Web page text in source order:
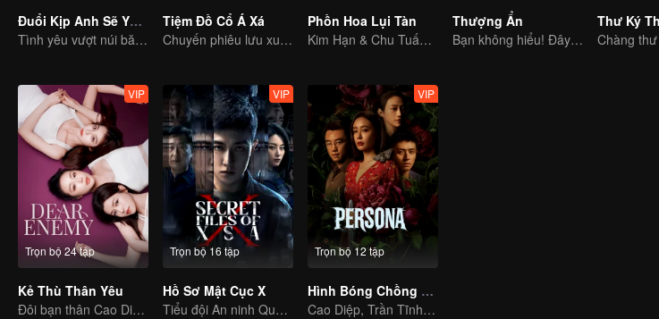
Đuổi Kịp Anh Sẽ Yêu Em
Tình yêu vượt núi băng biển, vinh quang sóng vai
Tiệm Đồ Cổ Á Xá
Chuyến phiêu lưu xuyên thời gian của Cao Vỹ Quang và Lương Tĩnh Khang
Phồn Hoa Lụi Tàn
Kim Hạn & Chu Tuấn Vỹ: Song Hùng Khuấy Đảo Giang Hồ
Thượng Ẩn
Bạn không hiểu! Đây cũng là tình yêu
Trọn bộ 24 tập
VIP
Kẻ Thù Thân Yêu
Đôi bạn thân Cao Diệp và Trần Nghiên Hy bắt tay trả thù
Trọn bộ 16 tập
VIP
Hồ Sơ Mật Cục X
Tiểu đội An ninh Quốc gia đập tan âm mưu gián điệp
Trọn bộ 12 tập
VIP
Hình Bóng Chồng Chéo
Cao Diệp, Trần Tĩnh Khả và Trịnh Khải bị cuốn vào một vụ án giết người ly kỳ